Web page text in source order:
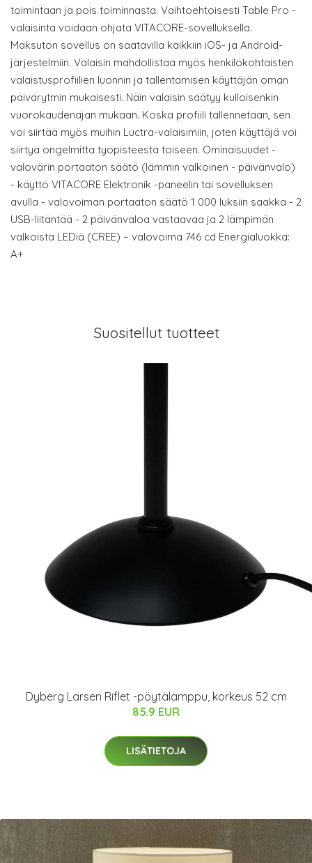
toimintaan ja pois toiminnasta. Vaihtoehtoisesti Table Pro -
valaisinta voidaan ohjata VITACORE-sovelluksella.
Maksuton sovellus on saatavilla kaikkiin iOS- ja Android-
järjestelmiin. Valaisin mahdollistaa myös henkilökohtaisten
valaistusprofiilien luonnin ja tallentamisen käyttäjän oman
päivärytmin mukaisesti. Näin valaisin säätyy kulloisenkin
vuorokaudenajan mukaan. Koska profiili tallennetaan, sen
voi siirtää myös muihin Luctra-valaisimiin, joten käyttäjä voi
siirtyä ongelmitta työpisteestä toiseen. Ominaisuudet -
valovärin portaaton säätö (lämmin valkoinen - päivänvalo)
- käyttö VITACORE Elektronik -paneelin tai sovelluksen
avulla - valovoiman portaaton säätö 1 000 luksiin saakka - 2
USB-liitäntää - 2 päivänvaloa vastaavaa ja 2 lämpimän
valkoista LEDiä (CREE) – valovoima 746 cd Energialuokka:
A+
Suositellut tuotteet
Dyberg Larsen Riflet -pöytälamppu, korkeus 52 cm
85.9 EUR
LISÄTIETOJA